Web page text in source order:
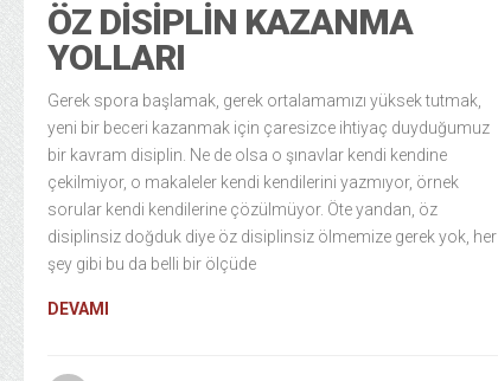
ÖZ DISIPLIN KAZANMA
YOLLARI
Gerek spora başlamak, gerek ortalamamızı yüksek tutmak,
yeni bir beceri kazanmak için çaresizce ihtiyaç duyduğumuz
bir kavram disiplin. Ne de olsa o şınavlar kendi kendine
çekilmiyor, o makaleler kendi kendilerini yazmıyor, örnek
sorular kendi kendilerine çözülmüyor. Öte yandan, öz
disiplinsiz doğduk diye öz disiplinsiz ölmemize gerek yok, her
şey gibi bu da belli bir ölçüde
DEVAMI